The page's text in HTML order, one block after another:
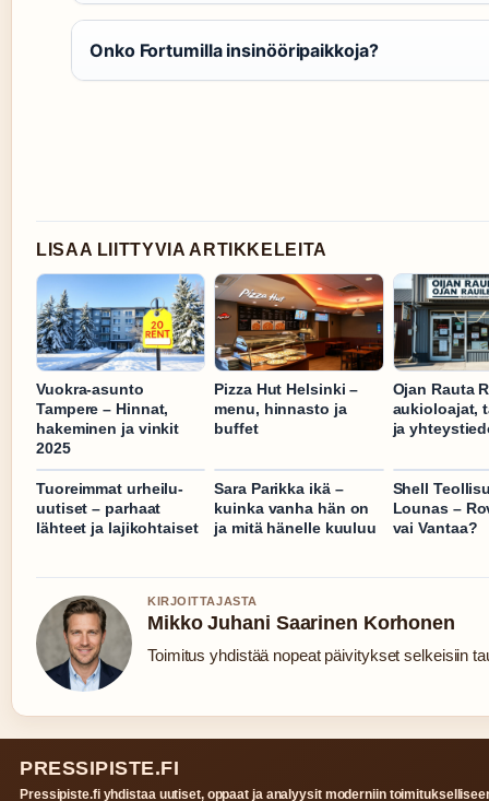
Onko Fortumilla insinööripaikkoja?
LISAA LIITTYVIA ARTIKKELEITA
Vuokra-asunto
Tampere – Hinnat,
hakeminen ja vinkit
2025
Pizza Hut Helsinki –
menu, hinnasto ja
buffet
Ojan Rauta
aukioloajat,
ja
Tuoreimmat urheilu-
uutiset – parhaat
lähteet ja lajikohtaiset
Sara Parikka ikä –
kuinka vanha hän on
ja mitä hänelle kuuluu
Shell
Lounas –
vai Vantaa?
KIRJOITTAJASTA
Mikko Juhani Saarinen Korhonen
Toimitus yhdistää nopeat päivitykset selkeisiin
PRESSIPISTE.FI
Pressipiste.fi yhdistaa uutiset, oppaat ja analyysit moderniin